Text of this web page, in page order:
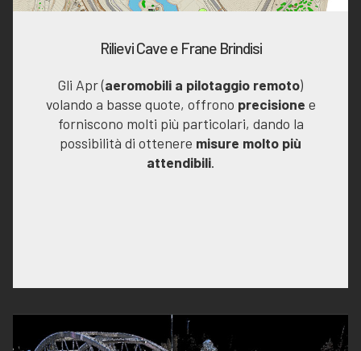
Rilievi Cave e Frane Brindisi
Gli Apr (aeromobili a pilotaggio remoto)
volando a basse quote, offrono precisione e
forniscono molti più particolari, dando la
possibilità di ottenere misure molto più
attendibili.